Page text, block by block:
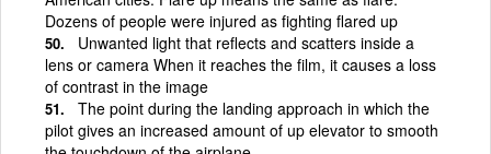
Dozens of people were injured as fighting flared up
Unwanted light that reflects and scatters inside a
lens or camera When it reaches the film, it causes a loss
of contrast in the image
The point during the landing approach in which the
pilot gives an increased amount of up elevator to smooth